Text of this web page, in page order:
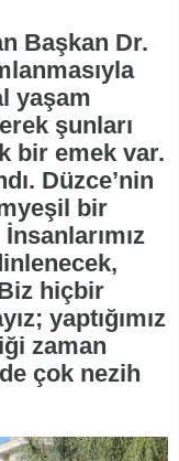
Başkan Dr.
yaşam
şunları
bir emek var.
Düzce’nin
bir
hiçbir
yaptığımız
zaman
çok nezih